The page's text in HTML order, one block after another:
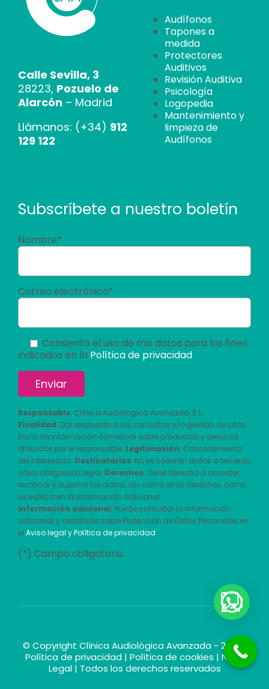
Calle Sevilla, 3
28223, Pozuelo de
Alarcón – Madrid
Llámanos: (+34) 912
129 122
Audífonos
Tapones a
medida
Protectores
Auditivos
Revisión Auditiva
Psicología
Logopedia
Mantenimiento y
limpieza de
Audífonos
Subscríbete a nuestro boletín
Nombre*
Correo electrónico*
Consiento el uso de mis datos para los fines
indicados en la Política de privacidad
Responsable: Clínica Audiologica Avanzada, S.L.
Finalidad: Dar respuesta a las consultas y/o gestión de citas.
Envío de información comercial sobre productos y servicios
ofrecidos por el responsable. Legitimación: Consentimiento
del interesado. Destinatarios: No se cederán datos a terceros,
salvo obligación legal. Derechos: Tiene derecho a acceder,
rectificar y suprimir los datos, así como otros derechos, como
se explica en la información adicional
Información adicional: Puede consultar la información
adicional y detallada sobre Protección de Datos Personales en
el Aviso legal y Política de privacidad
(*) Campo obligatorio
© Copyright Clínica Audiológica Avanzada - 2026 |
Política de privacidad | Política de cookies | Nota
Legal| Todos los derechos reservados